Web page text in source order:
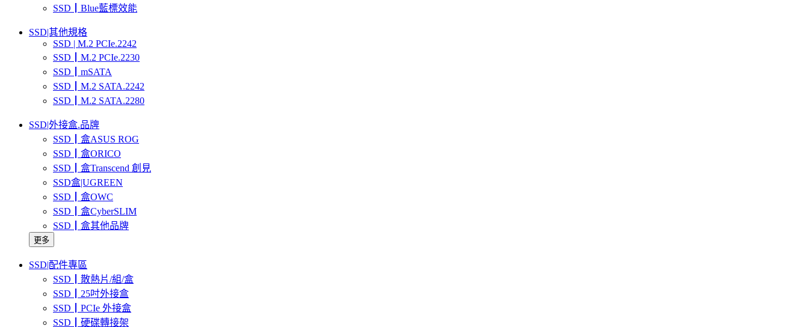
SSD┃Blue藍標效能
SSD|其他規格
SSD | M.2 PCIe.2242
SSD┃M.2 PCIe.2230
SSD┃mSATA
SSD┃M.2 SATA.2242
SSD┃M.2 SATA.2280
SSD|外接盒.品牌
SSD┃盒ASUS ROG
SSD┃盒ORICO
SSD┃盒Transcend 創見
SSD盒|UGREEN
SSD┃盒OWC
SSD┃盒CyberSLIM
SSD┃盒其他品牌
更多
SSD|配件專區
SSD┃散熱片/組/盒
SSD┃25吋外接盒
SSD┃PCIe 外接盒
SSD┃硬碟轉接架